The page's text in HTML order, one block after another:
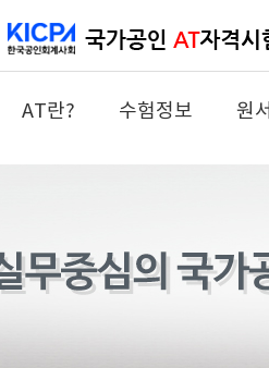
AT란? 수험정보 원